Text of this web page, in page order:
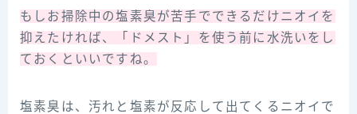
もしお掃除中の塩素臭が苦手でできるだけニオイを
抑えたければ、「ドメスト」を使う前に水洗いをし
ておくといいですね。
塩素臭は、汚れと塩素が反応して出てくるニオイで